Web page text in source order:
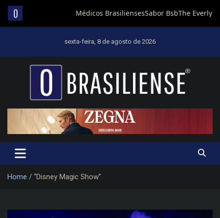
sexta-feira, 8 de agosto de 2026
Um diário de notícias que trabalha por Brasília
Home “Disney Magic Show”